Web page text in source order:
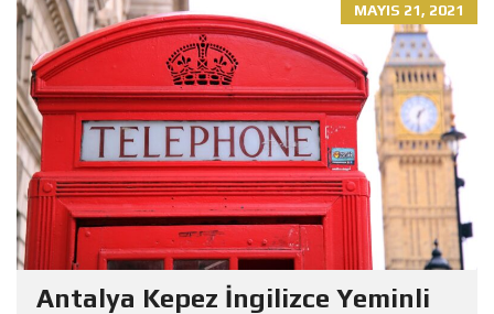
MAYIS 21, 2021
Antalya Kepez İngilizce Yeminli